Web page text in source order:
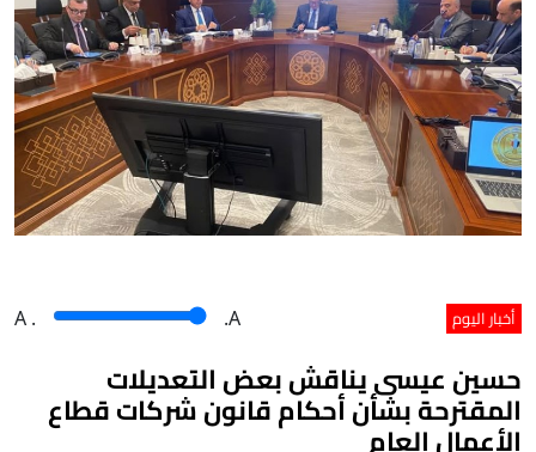
أخبار اليوم A . .A
حسين عيسى يناقش بعض التعديلات
المقترحة بشأن أحكام قانون شركات قطاع
الأعمال العام